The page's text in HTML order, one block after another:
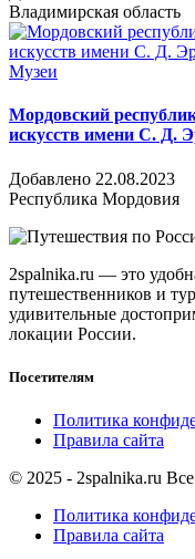
Владимирская область
Музеи
Мордовский
искусств имени С. Д.
Добавлено 22.08.2023
Республика Мордовия
2spalnika.ru — это
путешественников и
удивительные
локации России.
Посетителям
Политика
Правила сайта
© 2025 - 2spalnika.ru
Политика
Правила сайта